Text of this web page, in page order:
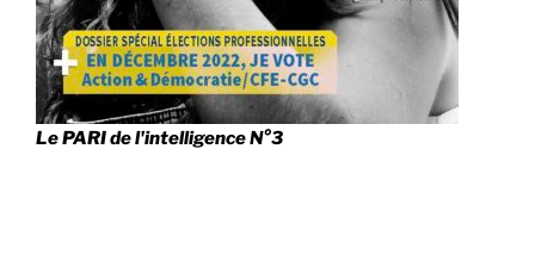
Le PARI de l'intelligence N°3